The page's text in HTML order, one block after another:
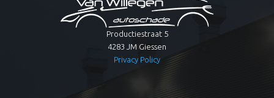
Productiestraat 5
4283 JM Giessen
Privacy Policy